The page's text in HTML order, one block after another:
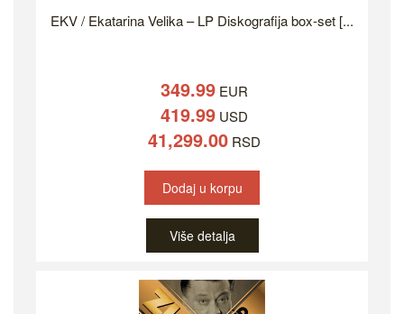
EKV / Ekatarina Velika – LP Diskografija box-set [...
349.99 EUR
419.99 USD
41,299.00 RSD
Dodaj u korpu
Više detalja